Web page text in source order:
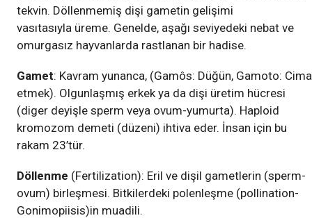
tekvin. Döllenmemiş dişi gametin gelişimi
vasıtasıyla üreme. Genelde, aşağı seviyedeki nebat ve
omurgasız hayvanlarda rastlanan bir hadise.
Gamet: Kavram yunanca, (Gamôs: Düğün, Gamoto: Cima
etmek). Olgunlaşmış erkek ya da dişi üretim hücresi
(diger deyişle sperm veya ovum-yumurta). Haploid
kromozom demeti (düzeni) ihtiva eder. İnsan için bu
rakam 23’tür.
Döllenme (Fertilization): Eril ve dişil gametlerin (sperm-
ovum) birleşmesi. Bitkilerdeki polenleşme (pollination-
Gonimopiisis)in muadili.